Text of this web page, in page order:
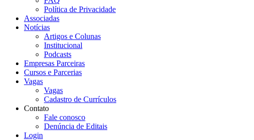
Política de Privacidade
Associadas
Notícias
Artigos e Colunas
Institucional
Podcasts
Empresas Parceiras
Cursos e Parcerias
Vagas
Vagas
Cadastro de Currículos
Contato
Fale conosco
Denúncia de Editais
Login